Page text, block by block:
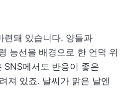
련돼 있습니다. 양들과
능선을 배경으로 한 언덕 위
SNS에서도 반응이 좋은
져 있죠. 날씨가 맑은 날엔